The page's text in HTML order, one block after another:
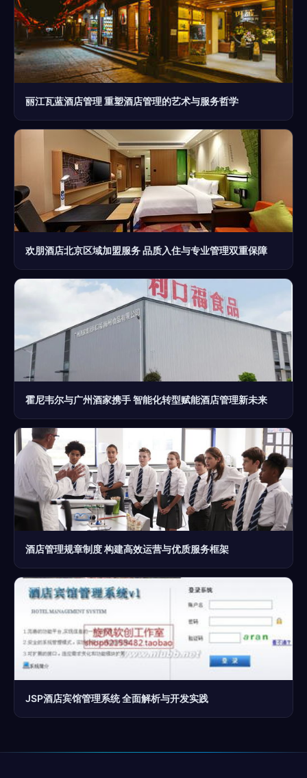
丽江瓦蓝酒店管理 重塑酒店管理的艺术与服务哲学
欢朋酒店北京区域加盟服务 品质入住与专业管理双重保障
霍尼韦尔与广州酒家携手 智能化转型赋能酒店管理新未来
酒店管理规章制度 构建高效运营与优质服务框架
JSP酒店宾馆管理系统 全面解析与开发实践